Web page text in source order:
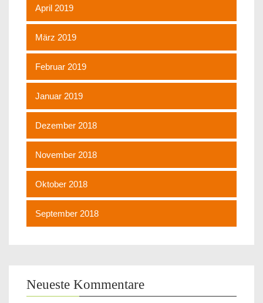
April 2019
März 2019
Februar 2019
Januar 2019
Dezember 2018
November 2018
Oktober 2018
September 2018
Neueste Kommentare